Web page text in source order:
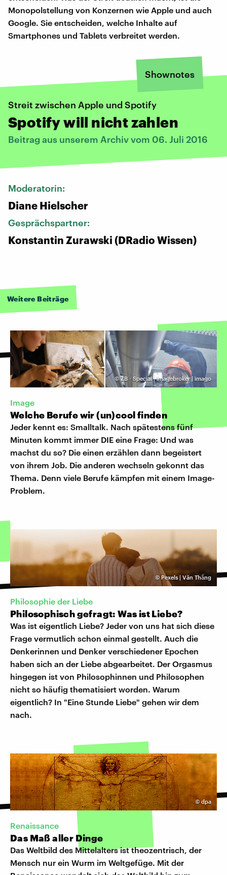
Monopolstellung von Konzernen wie Apple und auch
Google. Sie entscheiden, welche Inhalte auf
Smartphones und Tablets verbreitet werden.
Shownotes
Streit zwischen Apple und Spotify
Spotify will nicht zahlen
Beitrag aus unserem Archiv vom 06. Juli 2016
Moderatorin:
Diane Hielscher
Gesprächspartner:
Konstantin Zurawski (DRadio Wissen)
Weitere Beiträge
©ZB - Special | imagebroker | imago
Image
Welche Berufe wir (un)cool finden
Jeder kennt es: Smalltalk. Nach spätestens fünf
Minuten kommt immer DIE eine Frage: Und was
machst du so? Die einen erzählen dann begeistert
von ihrem Job. Die anderen wechseln gekonnt das
Thema. Denn viele Berufe kämpfen mit einem Image-
Problem.
©Pexels | Văn Thắng
Philosophie der Liebe
Philosophisch gefragt: Was ist Liebe?
Was ist eigentlich Liebe? Jeder von uns hat sich diese
Frage vermutlich schon einmal gestellt. Auch die
Denkerinnen und Denker verschiedener Epochen
haben sich an der Liebe abgearbeitet. Der Orgasmus
hingegen ist von Philosophinnen und Philosophen
nicht so häufig thematisiert worden. Warum
eigentlich? In "Eine Stunde Liebe" gehen wir dem
nach.
©dpa
Renaissance
Das Maß aller Dinge
Das Weltbild des Mittelalters ist theozentrisch, der
Mensch nur ein Wurm im Weltgefüge. Mit der